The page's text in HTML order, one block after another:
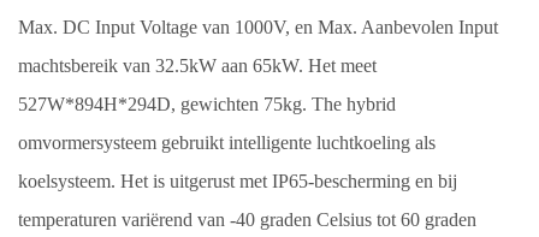
Max. DC Input Voltage van 1000V, en Max. Aanbevolen Input
machtsbereik van 32.5kW aan 65kW. Het meet
527W*894H*294D, gewichten 75kg. The hybrid
omvormersysteem gebruikt intelligente luchtkoeling als
koelsysteem. Het is uitgerust met IP65-bescherming en bij
temperaturen variërend van -40 graden Celsius tot 60 graden